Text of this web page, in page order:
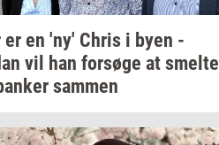
er en 'ny' Chris i byen -
vil han for­sø­ge at smel­te
sam­men